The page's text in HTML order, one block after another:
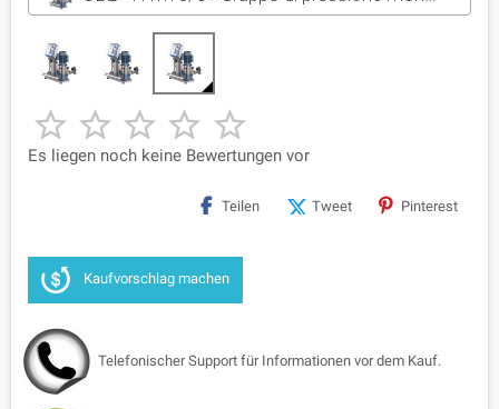
    
Es liegen noch keine Bewertungen vor
Teilen Tweet Pinterest
Kaufvorschlag machen
Telefonischer Support für Informationen vor dem Kauf.